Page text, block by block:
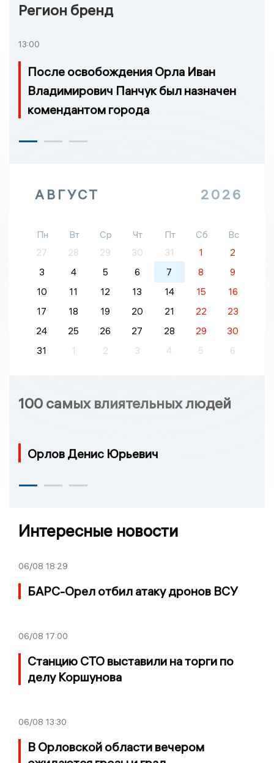
Регион бренд
13:00
После освобождения Орла Иван
Владимирович Панчук был назначен
комендантом города
АВГУСТ 2026
Пн Вт Ср Чт Пт Сб
Вс
27
28 29 30 31 1
2
3
4 5 6 7 8
9
10
11 12 13 14 15
16
17
18 19 20 21 22
23
24
25 26 27 28 29
30
31
1 2 3 4 5 6
100 самых влиятельных людей
Орлов Денис Юрьевич
Интересные новости
06/08 18:29
БАРС-Орел отбил атаку дронов ВСУ
06/08 17:00
Станцию СТО выставили на торги по
делу Коршунова
06/08 13:30
В Орловской области вечером